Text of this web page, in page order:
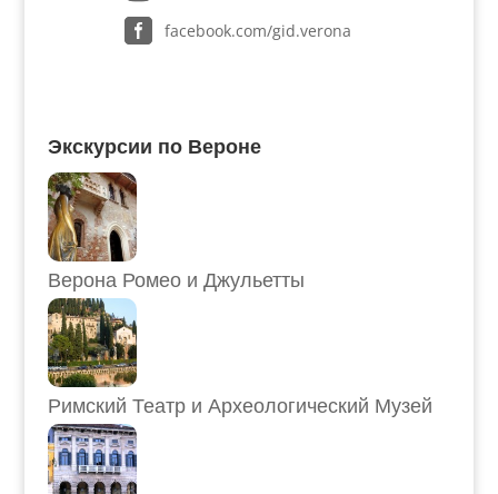
facebook.com/gid.verona
Экскурсии по Вероне
Верона Ромео и Джульетты
Римский Театр и Археологический Музей